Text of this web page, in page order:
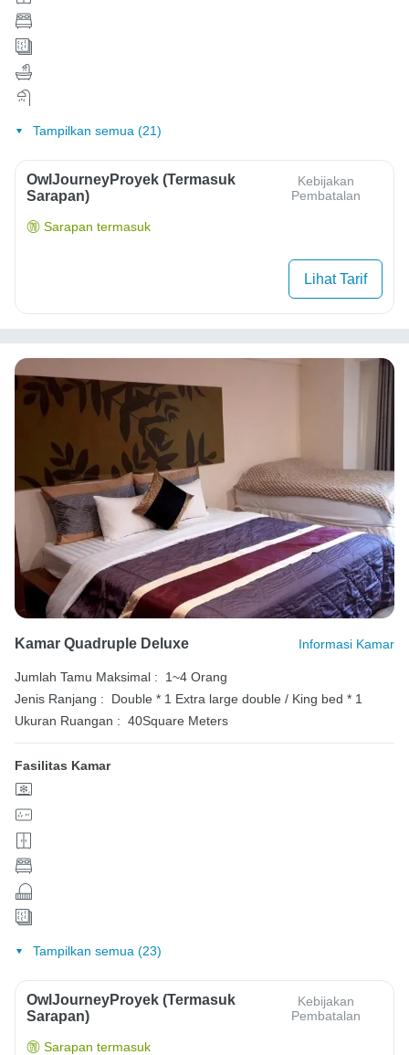
Tampilkan semua (21)
OwlJourneyProyek (Termasuk
Sarapan)
Kebijakan
Pembatalan
Sarapan termasuk
Lihat Tarif
Kamar Quadruple Deluxe Informasi Kamar
Jumlah Tamu Maksimal :
1~4 Orang
Jenis Ranjang :
Double * 1 Extra large double / King bed * 1
Ukuran Ruangan : 40Square Meters
Fasilitas Kamar
Tampilkan semua (23)
OwlJourneyProyek (Termasuk
Sarapan)
Kebijakan
Pembatalan
Sarapan termasuk